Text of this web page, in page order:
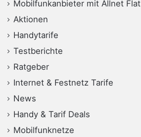
Mobilfunkanbieter mit Allnet Flat
Aktionen
Handytarife
Testberichte
Ratgeber
Internet & Festnetz Tarife
News
Handy & Tarif Deals
Mobilfunknetze